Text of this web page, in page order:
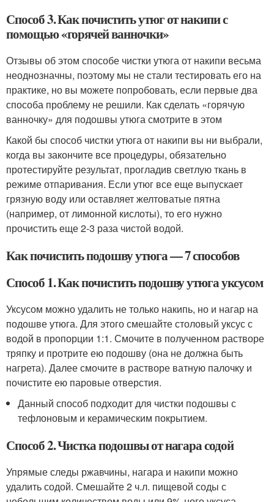
Способ 3. Как почистить утюг от накипи с
помощью «горячей ванночки»
Отзывы об этом способе чистки утюга от накипи весьма
неоднозначны, поэтому мы не стали тестировать его на
практике, но вы можете попробовать, если первые два
способа проблему не решили. Как сделать «горячую
ванночку» для подошвы утюга смотрите в этом
Какой бы способ чистки утюга от накипи вы ни выбрали,
когда вы закончите все процедуры, обязательно
протестируйте результат, прогладив светлую ткань в
режиме отпаривания. Если утюг все еще выпускает
грязную воду или оставляет желтоватые пятна
(например, от лимонной кислоты), то его нужно
прочистить еще 2-3 раза чистой водой.
Как почистить подошву утюга — 7 способов
Способ 1. Как почистить подошву утюга уксусом
Уксусом можно удалить не только накипь, но и нагар на
подошве утюга. Для этого смешайте столовый уксус с
водой в пропорции 1:1. Смочите в полученном растворе
тряпку и протрите ею подошву (она не должна быть
нагрета). Далее смочите в растворе ватную палочку и
почистите ею паровые отверстия.
Данный способ подходит для чистки подошвы с
тефлоновым и керамическим покрытием.
Способ 2. Чистка подошвы от нагара содой
Упрямые следы ржавчины, нагара и накипи можно
удалить содой. Смешайте 2 ч.л. пищевой соды с